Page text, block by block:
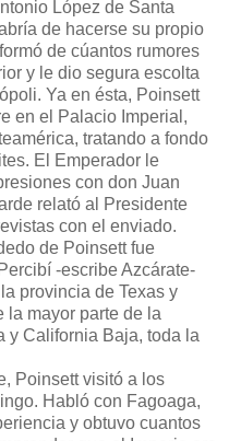
López de Santa
de hacerse su propio
de cúantos rumores
y le dio segura escolta
Ya en ésta, Poinsett
en el Palacio Imperial,
tratando a fondo
El Emperador le
con don Juan
relató al Presidente
con el enviado.
de Poinsett fue
-escribe Azcárate-
provincia de Texas y
la mayor parte de la
y California Baja, toda la
Poinsett visitó a los
Habló con Fagoaga,
y obtuvo cuantos